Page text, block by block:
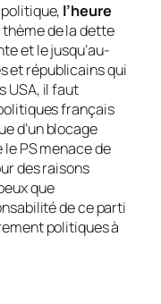
l’heure
thème de la dette
et le jusqu’au-
et républicains qui
USA, il faut
français
d’un blocage
PS menace de
des raisons
que
de ce parti
politiques à